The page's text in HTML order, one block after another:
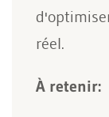
réel.
À retenir: